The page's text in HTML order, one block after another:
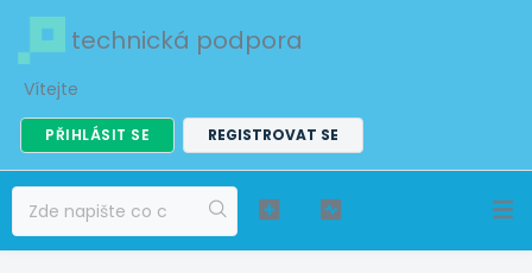
technická podpora
Vítejte
PŘIHLÁSIT SE REGISTROVAT SE